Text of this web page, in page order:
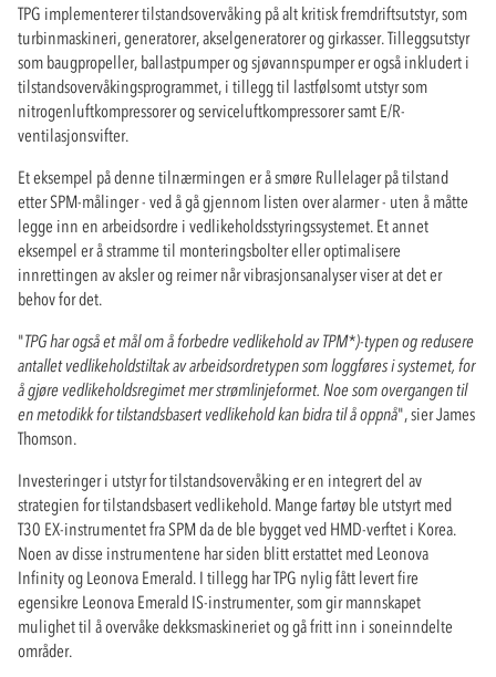
TPG implementerer tilstandsovervåking på alt kritisk fremdriftsutstyr, som
turbinmaskineri, generatorer, akselgeneratorer og girkasser. Tilleggsutstyr
som baugpropeller, ballastpumper og sjøvannspumper er også inkludert i
tilstandsovervåkingsprogrammet, i tillegg til lastfølsomt utstyr som
nitrogenluftkompressorer og serviceluftkompressorer samt E/R-
ventilasjonsvifter.
Et eksempel på denne tilnærmingen er å smøre Rullelager på tilstand
etter SPM-målinger - ved å gå gjennom listen over alarmer - uten å måtte
legge inn en arbeidsordre i vedlikeholdsstyringssystemet. Et annet
eksempel er å stramme til monteringsbolter eller optimalisere
innrettingen av aksler og reimer når vibrasjonsanalyser viser at det er
behov for det.
"TPG har også et mål om å forbedre vedlikehold av TPM*)-typen og redusere
antallet vedlikeholdstiltak av arbeidsordretypen som loggføres i systemet, for
å gjøre vedlikeholdsregimet mer strømlinjeformet. Noe som overgangen til
en metodikk for tilstandsbasert vedlikehold kan bidra til å oppnå", sier James
Thomson.
Investeringer i utstyr for tilstandsovervåking er en integrert del av
strategien for tilstandsbasert vedlikehold. Mange fartøy ble utstyrt med
T30 EX-instrumentet fra SPM da de ble bygget ved HMD-verftet i Korea.
Noen av disse instrumentene har siden blitt erstattet med Leonova
Infinity og Leonova Emerald. I tillegg har TPG nylig fått levert fire
egensikre Leonova Emerald IS-instrumenter, som gir mannskapet
mulighet til å overvåke dekksmaskineriet og gå fritt inn i soneinndelte
områder.